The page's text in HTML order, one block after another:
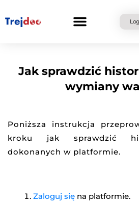
treści
Jak sprawdzić
wymiany
Poniższa instrukcja
kroku jak sprawdzić
dokonanych w platformie.
Zaloguj się na platformie.